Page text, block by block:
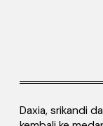
Daxia, srikandi